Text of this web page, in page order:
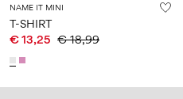
NAME IT MINI
T-SHIRT
€ 13,25 € 18,99